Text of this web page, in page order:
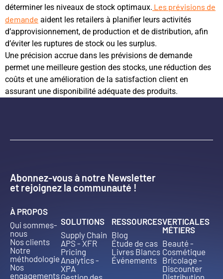
déterminer les niveaux de stock optimaux. Les prévisions de
demande aident les retailers à planifier leurs activités
d’approvisionnement, de production et de distribution, afin
d’éviter les ruptures de stock ou les surplus.
Une précision accrue dans les prévisions de demande
permet une meilleure gestion des stocks, une réduction des
coûts et une amélioration de la satisfaction client en
assurant une disponibilité adéquate des produits.
Abonnez-vous à notre Newsletter
et rejoignez la communauté !
À PROPOS
Qui sommes-
nous
Nos clients
Notre
méthodologie
Nos
engagements
SOLUTIONS
Supply Chain
APS - XFR
Pricing
Analytics -
XPA
Gestion des
RESSOURCES
Blog
Étude de cas
Livres Blancs
Événements
VERTICALES
MÉTIERS
Beauté -
Cosmétique
Bricolage -
Discounter
Distribution